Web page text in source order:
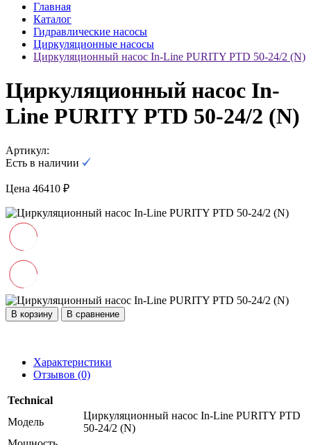
Главная
Каталог
Гидравлические насосы
Циркуляционные насосы
Циркуляционный насос In-Line PURITY PTD 50-24/2 (N)
Циркуляционный насос In-
Line PURITY PTD 50-24/2 (N)
Артикул:
Есть в наличии
Цена 46410 ₽
В корзину В сравнение
Характеристики
Отзывов (0)
Technical
Модель
Циркуляционный насос In-Line PURITY PTD
50-24/2 (N)